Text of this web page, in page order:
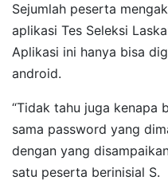
Sejumlah peserta
aplikasi Tes Seleksi
Aplikasi ini hanya bisa
android.
“Tidak tahu juga kenapa
sama password yang
dengan yang
satu peserta berinisial S.